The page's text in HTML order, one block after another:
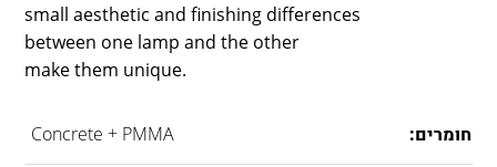
small aesthetic and finishing differences
between one lamp and the other
make them unique.
חומרים:
Concrete + PMMA